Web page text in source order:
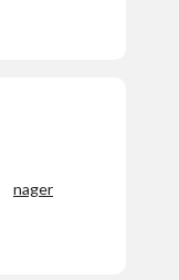
nager